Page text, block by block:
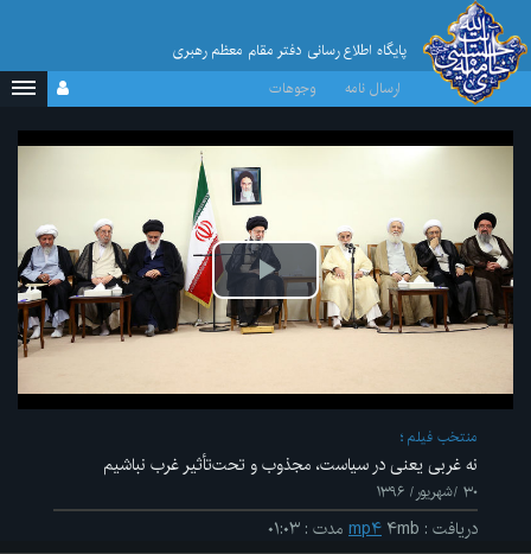
پایگاه اطلاع رسانی دفتر مقام معظم رهبری
ارسال نامه
وجوهات
پخش
ویدیو
منتخب فیلم
نه غربی یعنی در سیاست، مجذوب و تحت‌تأثیر غرب نباشیم
۳۰ /شهریور/ ۱۳۹۶
دریافت : mp۴ ۴mb مدت : ۰۱:۰۳